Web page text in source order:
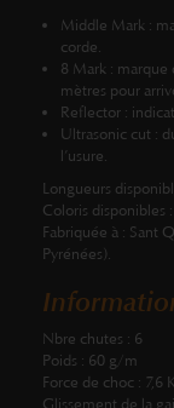
Middle Mark :
corde.
8 Mark : marque
mètres pour
Reflector :
Ultrasonic cut :
l’usure.
Longueurs
Coloris disponibles :
Fabriquée à : Sant
Pyrénées).
Nbre chutes : 6
Poids : 60 g/m
Force de choc : 7,6